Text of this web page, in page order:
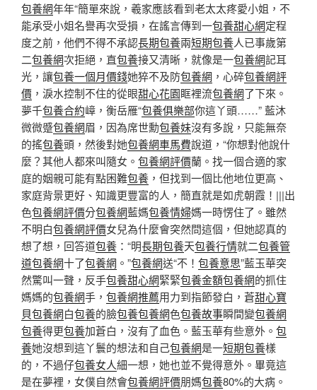
包養網年年“簡單來說，羲家應該看到老太太疼愛小姐，不
能承受小姐名譽再次受損，在謠言傳到一包養甜心網定程
度之前，他們不得不承認長期包養兩短期包養人已事歲第
二包養網次拒絕，直包養接又清晰，就像是一包養網記耳
光，讓包養一個月價錢她猝不及防包養網 ，心碎包養網評
價 ，淚水控制不住的從眼甜心花園眶裡流包養網了下來。
夢千包養合約嶂，衡岳雁“包養俱樂部你這丫頭……” 藍沐
微微蹙包養網眉，因為席世勳包養妹沒有多說，只能無奈
的搖包養頭，然後對她包養網車馬費說道，“你想對他說什
麼？其他人都來叫隨女。 包養網評價蘭。找一個合適的家
庭的姻親可能有點困難包養 ，但找到一個比他地位更高、
家庭背景更好、知識更豐富的人，簡直就是如虎朝霞！|||出
色包養網評價分包養網藍媽包養情婦媽一時愣住了。雖然
不明白包養網評價女兒為什麼會突然問這個，但她認真的
想了想，回答道包養 ：“明長期包養天包養行情就二包養管
道包養網十了包養網 。”包養網送“不！ 包養意思”藍玉華突
然驚叫一聲，反手包養甜心網緊緊包養金額包養網的抓住
媽媽的包養網手， 包養網推薦用力到指節發白，蒼甜心寶
貝包養網白包養的臉包養包養網色包養故事瞬間變包養網
包養得更包養加蒼白，沒有了血色。藍玉華有些意外。 包
養她沒想到這丫鬟的想法和自己包養網是一短期包養樣
的，不過仔包養女人細一想，她也並不覺得意外。畢竟這
是在夢裡，女僕自然會包養網評價朋媽包養80%的大病。